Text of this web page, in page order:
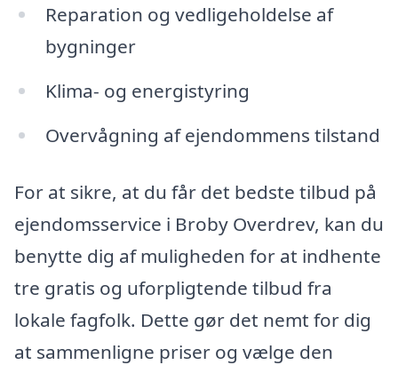
Reparation og vedligeholdelse af
bygninger
Klima- og energistyring
Overvågning af ejendommens tilstand
For at sikre, at du får det bedste tilbud på
ejendomsservice i Broby Overdrev, kan du
benytte dig af muligheden for at indhente
tre gratis og uforpligtende tilbud fra
lokale fagfolk. Dette gør det nemt for dig
at sammenligne priser og vælge den